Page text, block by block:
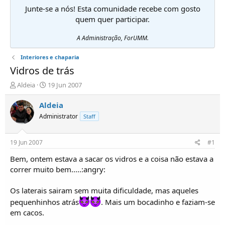
Junte-se a nós! Esta comunidade recebe com gosto
quem quer participar.
A Administração, ForUMM.
Interiores e chaparia
Vidros de trás
I
n
i
c
i
d
o
r
e
ó
p
i
Aldeia
D
a
t
d
í
c
i
19 Jun 2007
Aldeia
Administrator Staff
19 Jun 2007 #1
Bem, ontem estava a sacar os vidros e a coisa não estava a
correr muito bem.....:angry:
Os laterais sairam sem muita dificuldade, mas aqueles
pequenhinhos atrás
. Mais um bocadinho e faziam-se
em cacos.